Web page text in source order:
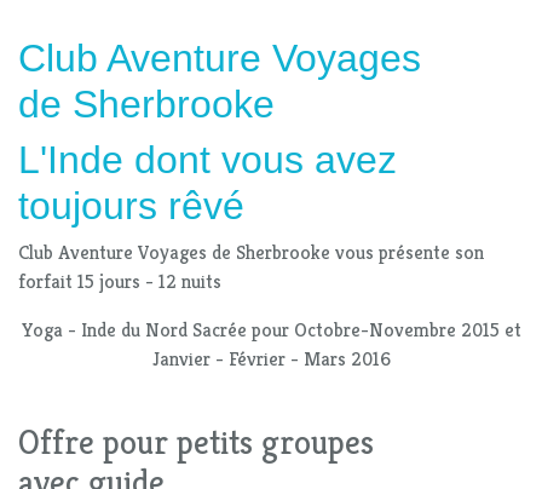
Club Aventure Voyages
de Sherbrooke
L'Inde dont vous avez
toujours rêvé
Club Aventure Voyages de Sherbrooke vous présente son
forfait 15 jours - 12 nuits
Yoga - Inde du Nord Sacrée pour Octobre-Novembre 2015 et
Janvier - Février - Mars 2016
Offre pour petits groupes